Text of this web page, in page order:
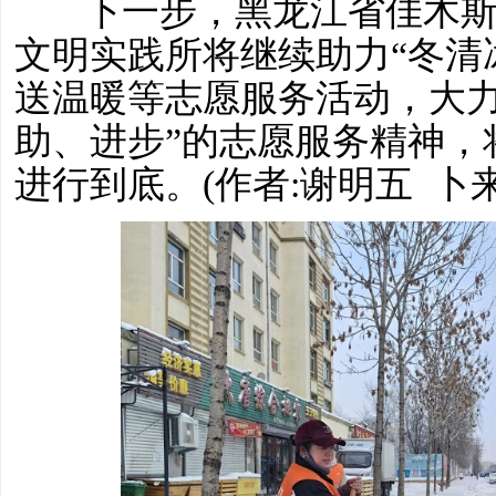
下一步，黑龙江省佳木斯
文明实践所将继续助力“冬
送温暖等志愿服务活动，大
助、进步”的志愿服务精神
进行到底。(作者:谢明五 卜